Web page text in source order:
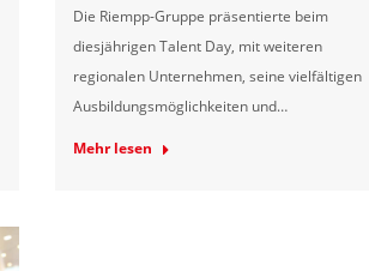
Die Riempp-Gruppe präsentierte beim
diesjährigen Talent Day, mit weiteren
regionalen Unternehmen, seine vielfältigen
Ausbildungsmöglichkeiten und…
Mehr lesen